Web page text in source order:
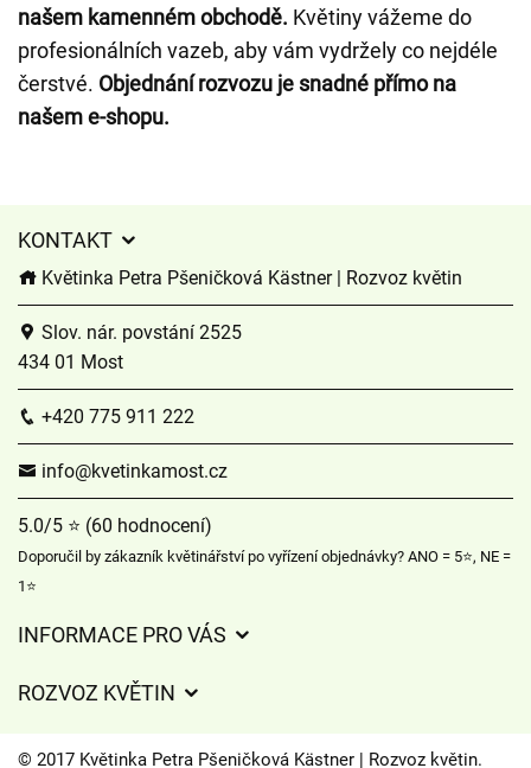
našem kamenném obchodě. Květiny vážeme do
profesionálních vazeb, aby vám vydržely co nejdéle
čerstvé. Objednání rozvozu je snadné přímo na
našem e-shopu.
KONTAKT
Květinka Petra Pšeničková Kästner | Rozvoz květin
Slov. nár. povstání 2525
434 01 Most
+420 775 911 222
info@kvetinkamost.cz
5.0/5 ⭐ (60 hodnocení)
Doporučil by zákazník květinářství po vyřízení objednávky? ANO = 5⭐, NE =
1⭐
INFORMACE PRO VÁS
Často kladené dotazy
ROZVOZ KVĚTIN
© 2017 Květinka Petra Pšeničková Kästner | Rozvoz květin.